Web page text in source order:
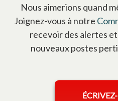
Nous aimerions quand
Joignez-vous à notre
recevoir des alertes
nouveaux postes